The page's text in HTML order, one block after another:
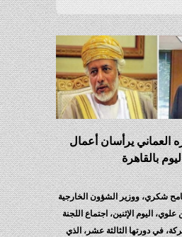
يرأسان أعمال
بالقاهرة
شكري، ووزير الشؤون الخارجية
اليوم الإثنين، اجتماع اللجنة
في دورتها الثالثة عشر، الذي